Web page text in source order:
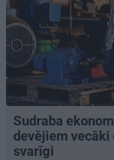
Sudraba
devējiem
svarīgi